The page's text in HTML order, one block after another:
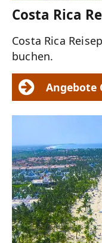
Costa Rica
Costa Rica
buchen.
Angebote